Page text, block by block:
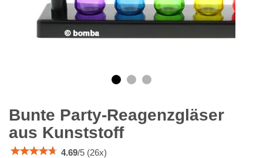
Bunte Party-Reagenzgläser
aus Kunststoff
4.69/5 (26x)